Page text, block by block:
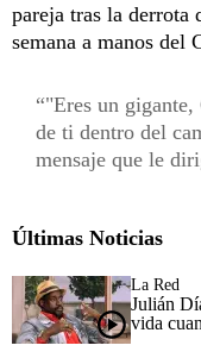
pareja tras la derrota
semana a manos del
"Eres un
de ti dentro del
mensaje que le
Últimas Noticias
La Red
Julián
vida